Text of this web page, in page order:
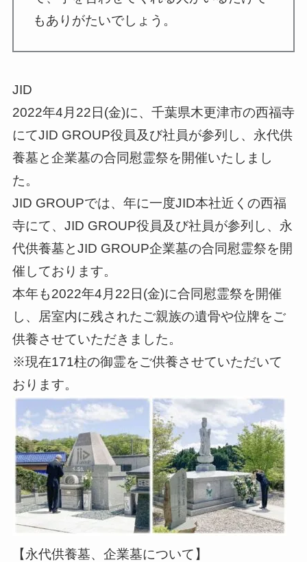
もありがたいでしょう。
JID
2022年4月22日(金)に、千葉県木更津市の西福寺
にてJID GROUP役員及び社員が参列し、永代供
養墓と企業墓の合同慰霊祭を開催いたしまし
た。
JID GROUPでは、年に一度JID本社近くの西福
寺にて、JID GROUP役員及び社員が参列し、永
代供養墓とJID GROUP企業墓の合同慰霊祭を開
催しております。
本年も2022年4月22日(金)に合同慰霊祭を開催
し、居室内に残されたご親族の遺骨や位牌をご
供養させていただきました。
※現在171柱の御霊をご供養させていただいて
おります。
【永代供養墓、企業墓について】